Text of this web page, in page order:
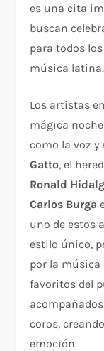
es una cita
buscan
para todos
música latina.
Los artistas
mágica
como la voz
Gatto, el
Ronald
Carlos Burga
uno de estos
estilo único,
por la música
favoritos del
coros,
emoción.